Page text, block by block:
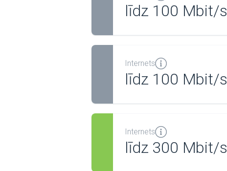
līdz 100 Mbit/s
Internets
līdz 100 Mbit/s
Internets
līdz 300 Mbit/s